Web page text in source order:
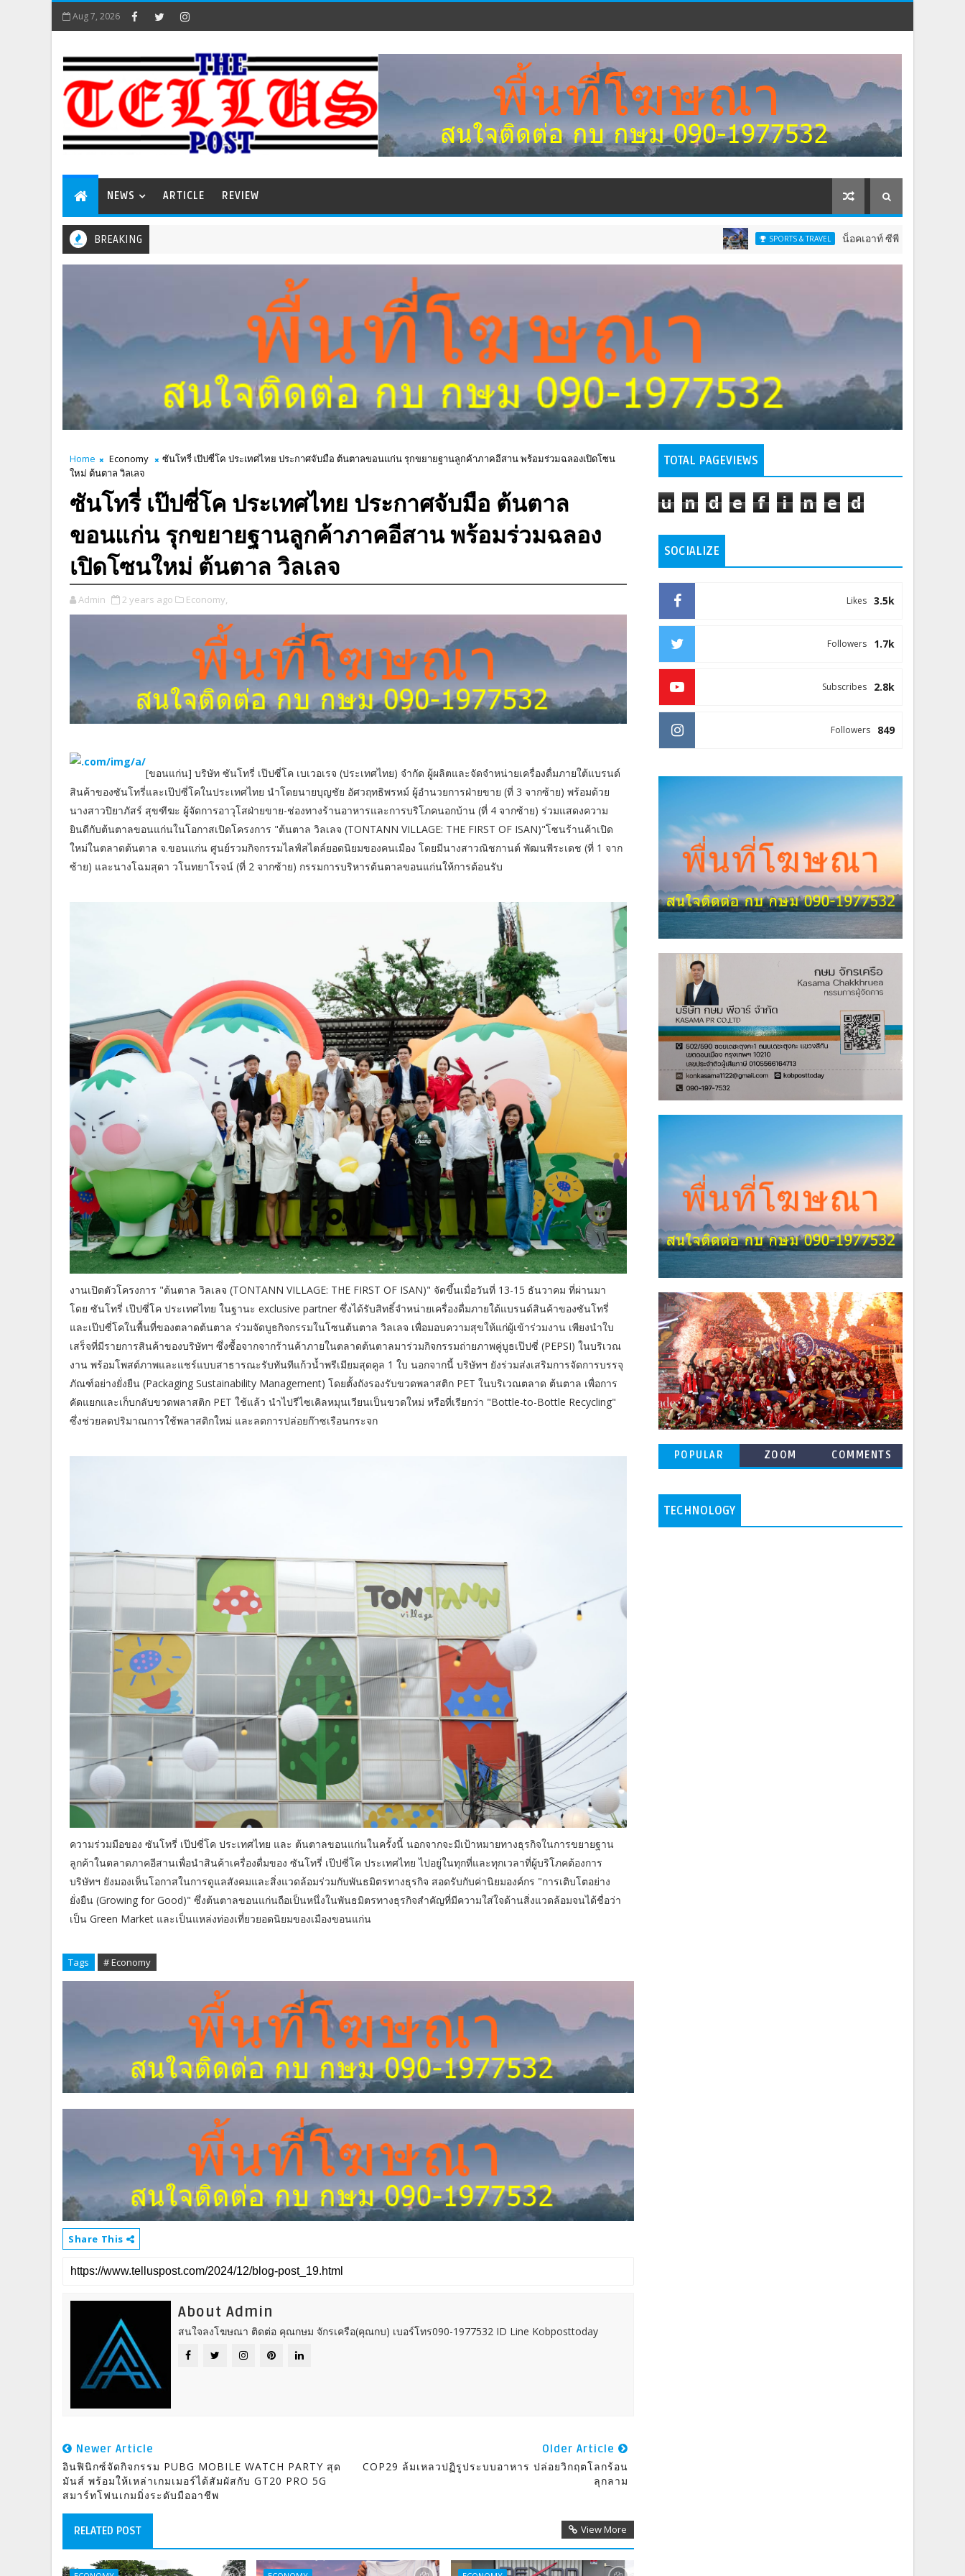
Aug 7, 2026
NEWS ARTICLE REVIEW
BREAKING SPORTS & TRAVEL น็อคเอาท์ ซีพีเอฟ มีชัยเหนือ เจิง ยวี่เจี๋ย
Home Economy
ซันโทรี่ เป๊ปซี่โค ประเทศไทย ประกาศจับมือ ต้นตาลขอนแก่น รุกขยายฐานลูกค้าภาคอีสาน พร้อมร่วมฉลองเปิดโซน
ใหม่ ต้นตาล วิลเลจ
ซันโทรี่ เป๊ปซี่โค ประเทศไทย ประกาศจับมือ ต้นตาล
ขอนแก่น รุกขยายฐานลูกค้าภาคอีสาน พร้อมร่วมฉลอง
เปิดโซนใหม่ ต้นตาล วิลเลจ
Admin 2 years ago Economy,
[ขอนแก่น] บริษัท ซันโทรี่ เป๊ปซี่โค เบเวอเรจ (ประเทศไทย) จำกัด ผู้ผลิตและจัดจำหน่ายเครื่องดื่มภายใต้แบรนด์
สินค้าของซันโทรี่และเป๊ปซี่โคในประเทศไทย นำโดยนายบุญชัย อัศวฤทธิพรหม์ ผู้อำนวยการฝ่ายขาย (ที่ 3 จากซ้าย) พร้อมด้วย
นางสาวปิยาภัสร์ สุขฑีฆะ ผู้จัดการอาวุโสฝ่ายขาย-ช่องทางร้านอาหารและการบริโภคนอกบ้าน (ที่ 4 จากซ้าย) ร่วมแสดงความ
ยินดีกับต้นตาลขอนแก่นในโอกาสเปิดโครงการ "ต้นตาล วิลเลจ (TONTANN VILLAGE: THE FIRST OF ISAN)"โซนร้านค้าเปิด
ใหม่ในตลาดต้นตาล จ.ขอนแก่น ศูนย์รวมกิจกรรมไลฟ์สไตล์ยอดนิยมของคนเมือง โดยมีนางสาวณิชกานต์ พัฒนพีระเดช (ที่ 1 จาก
ซ้าย) และนางโฉมสุดา วโนทยาโรจน์ (ที่ 2 จากซ้าย) กรรมการบริหารต้นตาลขอนแก่นให้การต้อนรับ
งานเปิดตัวโครงการ "ต้นตาล วิลเลจ (TONTANN VILLAGE: THE FIRST OF ISAN)" จัดขึ้นเมื่อวันที่ 13-15 ธันวาคม ที่ผ่านมา
โดย ซันโทรี่ เป๊ปซี่โค ประเทศไทย ในฐานะ exclusive partner ซึ่งได้รับสิทธิ์จำหน่ายเครื่องดื่มภายใต้แบรนด์สินค้าของซันโทรี่
และเป๊ปซี่โคในพื้นที่ของตลาดต้นตาล ร่วมจัดบูธกิจกรรมในโซนต้นตาล วิลเลจ เพื่อมอบความสุขให้แก่ผู้เข้าร่วมงาน เพียงนำใบ
เสร็จที่มีรายการสินค้าของบริษัทฯ ซึ่งซื้อจากจากร้านค้าภายในตลาดต้นตาลมาร่วมกิจกรรมถ่ายภาพคู่บูธเป๊ปซี่ (PEPSI) ในบริเวณ
งาน พร้อมโพสต์ภาพและแชร์แบบสาธารณะรับทันทีแก้วน้ำพรีเมียมสุดคูล 1 ใบ นอกจากนี้ บริษัทฯ ยังร่วมส่งเสริมการจัดการบรรจุ
ภัณฑ์อย่างยั่งยืน (Packaging Sustainability Management) โดยตั้งถังรองรับขวดพลาสติก PET ในบริเวณตลาด ต้นตาล เพื่อการ
คัดแยกและเก็บกลับขวดพลาสติก PET ใช้แล้ว นำไปรีไซเคิลหมุนเวียนเป็นขวดใหม่ หรือที่เรียกว่า "Bottle-to-Bottle Recycling"
ซึ่งช่วยลดปริมาณการใช้พลาสติกใหม่ และลดการปล่อยก๊าซเรือนกระจก
ความร่วมมือของ ซันโทรี่ เป๊ปซี่โค ประเทศไทย และ ต้นตาลขอนแก่นในครั้งนี้ นอกจากจะมีเป้าหมายทางธุรกิจในการขยายฐาน
ลูกค้าในตลาดภาคอีสานเพื่อนำสินค้าเครื่องดื่มของ ซันโทรี่ เป๊ปซี่โค ประเทศไทย ไปอยู่ในทุกที่และทุกเวลาที่ผู้บริโภคต้องการ
บริษัทฯ ยังมองเห็นโอกาสในการดูแลสังคมและสิ่งแวดล้อมร่วมกับพันธมิตรทางธุรกิจ สอดรับกับค่านิยมองค์กร "การเติบโตอย่าง
ยั่งยืน (Growing for Good)" ซึ่งต้นตาลขอนแก่นถือเป็นหนึ่งในพันธมิตรทางธุรกิจสำคัญที่มีความใส่ใจด้านสิ่งแวดล้อมจนได้ชื่อว่า
เป็น Green Market และเป็นแหล่งท่องเที่ยวยอดนิยมของเมืองขอนแก่น
Tags # Economy
Share This
About Admin
สนใจลงโฆษณา ติดต่อ คุณกษม จักรเครือ(คุณกบ) เบอร์โทร090-1977532 ID Line Kobposttoday
Newer Article
อินฟินิกซ์จัดกิจกรรม PUBG MOBILE WATCH PARTY สุด
มันส์ พร้อมให้เหล่าเกมเมอร์ได้สัมผัสกับ GT20 PRO 5G
สมาร์ทโฟนเกมมิ่งระดับมืออาชีพ
Older Article
COP29 ล้มเหลวปฏิรูประบบอาหาร ปล่อยวิกฤตโลกร้อน
ลุกลาม
RELATED POST View More
TOTAL PAGEVIEWS
u n d e f i n e d
SOCIALIZE
3.5k
Likes
1.7k
Followers
2.8k
Subscribes
849
Followers
POPULAR
ZOOM COMMENTS
TECHNOLOGY